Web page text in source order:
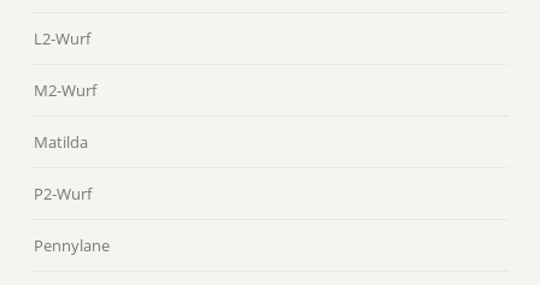
L2-Wurf
M2-Wurf
Matilda
P2-Wurf
Pennylane